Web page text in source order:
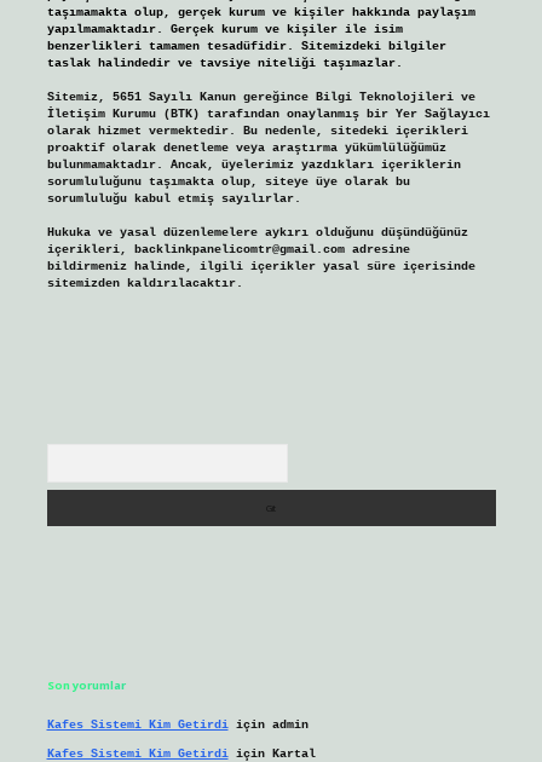
taşımamakta olup, gerçek kurum ve kişiler hakkında paylaşım
yapılmamaktadır. Gerçek kurum ve kişiler ile isim
benzerlikleri tamamen tesadüfidir. Sitemizdeki bilgiler
taslak halindedir ve tavsiye niteliği taşımazlar.
Sitemiz, 5651 Sayılı Kanun gereğince Bilgi Teknolojileri ve
İletişim Kurumu (BTK) tarafından onaylanmış bir Yer Sağlayıcı
olarak hizmet vermektedir. Bu nedenle, sitedeki içerikleri
proaktif olarak denetleme veya araştırma yükümlülüğümüz
bulunmamaktadır. Ancak, üyelerimiz yazdıkları içeriklerin
sorumluluğunu taşımakta olup, siteye üye olarak bu
sorumluluğu kabul etmiş sayılırlar.
Hukuka ve yasal düzenlemelere aykırı olduğunu düşündüğünüz
içerikleri, backlinkpanelicomtr@gmail.comadresine
bildirmeniz halinde, ilgili içerikler yasal süre içerisinde
sitemizden kaldırılacaktır.
Son yorumlar
Kafes Sistemi Kim Getirdiiçin admin
Kafes Sistemi Kim Getirdiiçin Kartal